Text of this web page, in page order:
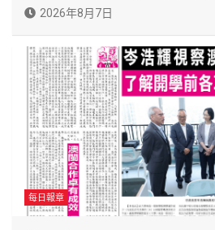
2026年8月7日
每日報章